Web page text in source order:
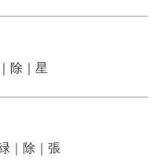
除｜星
｜除｜張